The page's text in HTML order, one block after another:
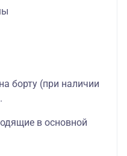
борту (при наличии
в основной